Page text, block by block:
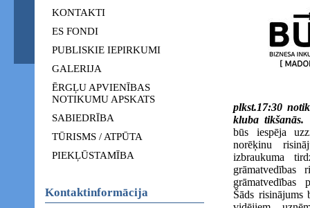
KONTAKTI
ES FONDI
PUBLISKIE IEPIRKUMI
GALERIJA
ĒRGĻU APVIENĪBAS
NOTIKUMU APSKATS
SABIEDRĪBA
TŪRISMS / ATPŪTA
PIEKĻŪSTAMĪBA
Kontaktinformācija
plkst.17:30
kluba tikšanās.
būs iespēja
norēķinu
izbraukuma
grāmatvedības
grāmatvedības
Šāds risinājums